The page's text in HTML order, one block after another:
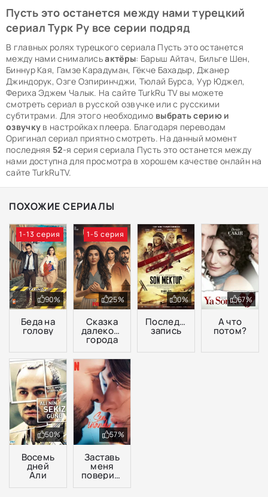
Пусть это останется между нами турецкий
сериал Турк Ру все серии подряд
В главных ролях турецкого сериала Пусть это останется
между нами снималисьактёры: Барыш Айтач, Бильге Шен,
Биннур Кая, Гамзе Карадуман, Гёкче Бахадыр, Джанер
Джиндорук, Озге Озпиринчджи, Тюлай Бурса, Уур Юджел,
Фериха Эджем Чалык. На сайте TurkRu TV вы можете
смотреть сериал в русской озвучке или с русскими
субтитрами. Для этого необходимо выбрать серию и
озвучку в настройках плеера. Благодаря переводам
Оригинал сериал приятно смотреть. На данный момент
последняя 52-я серия сериала Пусть это останется между
нами доступна для просмотра в хорошем качестве онлайн на
сайте TurkRuTV.
ПОХОЖИЕ СЕРИАЛЫ
Беда на
голову
90%
1-13 серия
Сказка
далекого
города
25%
1-5 серия
Последняя
запись
0%
А что
потом?
67%
Восемь
дней
Али
50%
Заставь
меня
поверить
57%